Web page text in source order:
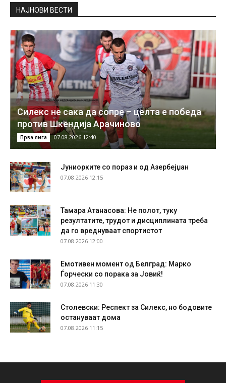
НAЈНОВИ ВЕСТИ
Силекс не сака да сопре – целта е победа
против Шкендија Арачиново
Прва лига 07.08.2026 12:40
Јуниорките со пораз и од Азербејџан
07.08.2026 12:15
Тамара Атанасова: Не полот, туку
резултатите, трудот и дисциплината треба
да го вреднуваат спортистот
07.08.2026 12:00
Емотивен момент од Белград: Марко
Ѓорчески со порака за Јовиќ!
07.08.2026 11:30
Столевски: Респект за Силекс, но бодовите
остануваат дома
07.08.2026 11:15